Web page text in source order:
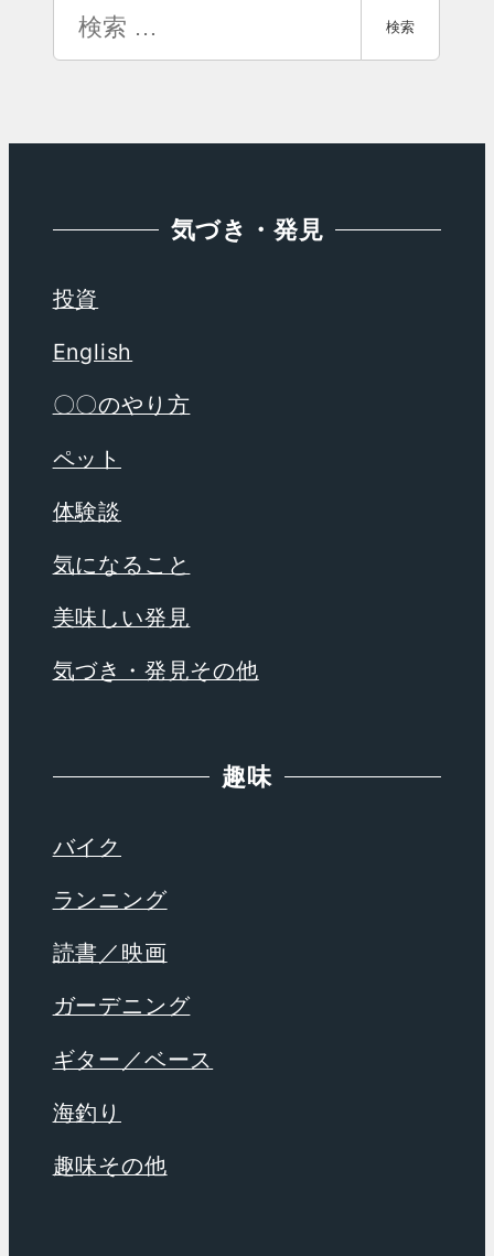
カ
索
検索
気づき・発見
投資
English
〇〇のやり方
ペット
体験談
気になること
美味しい発見
気づき・発見その他
趣味
バイク
ランニング
読書／映画
ガーデニング
ギター／ベース
海釣り
趣味その他